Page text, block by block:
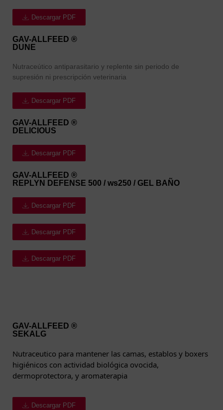
Descargar PDF
GAV-ALLFEED ®
DUNE
Nutraceútico antiparasitario y replente sin periodo de
supresión ni prescripción veterinaria
Descargar PDF
GAV-ALLFEED ®
DELICIOUS
Descargar PDF
GAV-ALLFEED ®
REPLYN DEFENSE 500 / ws250 / GEL BAÑO
Descargar PDF
Descargar PDF
Descargar PDF
GAV-ALLFEED ®
SEKALG
Nutraceutico para mantener las camas, establos y boxers
higiénicos con actividad biológica ovocida,
dermoprotectora, y aromaterapia
Descargar PDF